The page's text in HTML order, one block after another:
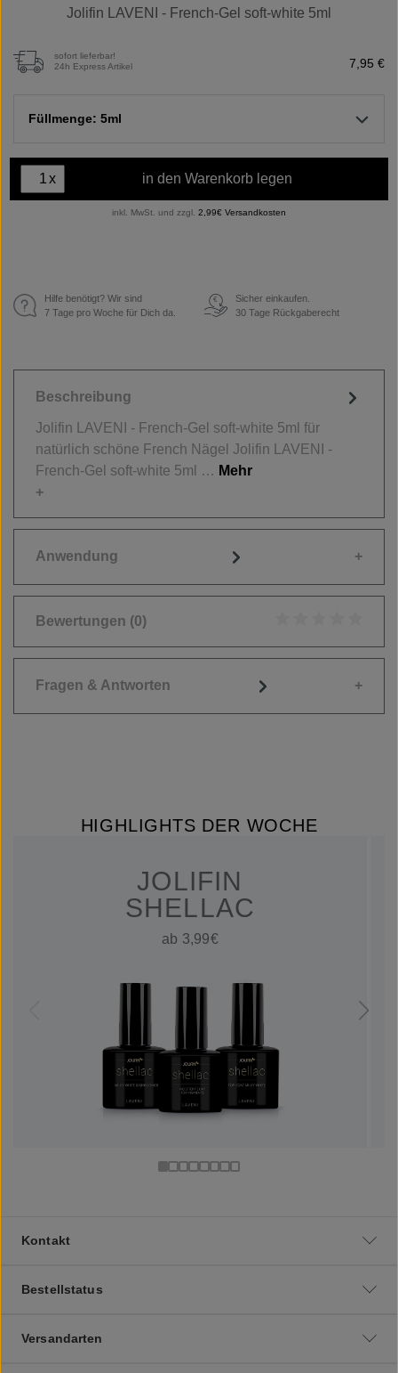
Jolifin LAVENI - French-Gel soft-white 5ml
sofort lieferbar!
24h Express Artikel
7,95 €
Füllmenge: 5ml
x in den Warenkorb legen
inkl. MwSt. und zzgl. 2,99€ Versandkosten
Hilfe benötigt? Wir sind
7 Tage pro Woche für Dich da.
€
Sicher einkaufen.
30 Tage Rückgaberecht
Beschreibung
Jolifin LAVENI - French-Gel soft-white 5ml für
natürlich schöne French Nägel Jolifin LAVENI -
French-Gel soft-white 5ml … Mehr
Anwendung
Bewertungen (0)
Fragen & Antworten
HIGHLIGHTS DER WOCHE
JOLIFIN
SHELLAC
ab 3,99€
Kontakt
Bestellstatus
Versandarten